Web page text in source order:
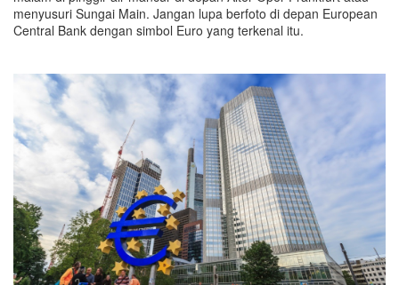
menyusuri Sungai Main. Jangan lupa berfoto di depan European
Central Bank dengan simbol Euro yang terkenal itu.